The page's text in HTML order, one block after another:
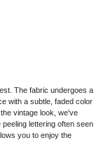
The fabric undergoes a
with a subtle, faded color
vintage look, we've
lettering often seen
you to enjoy the